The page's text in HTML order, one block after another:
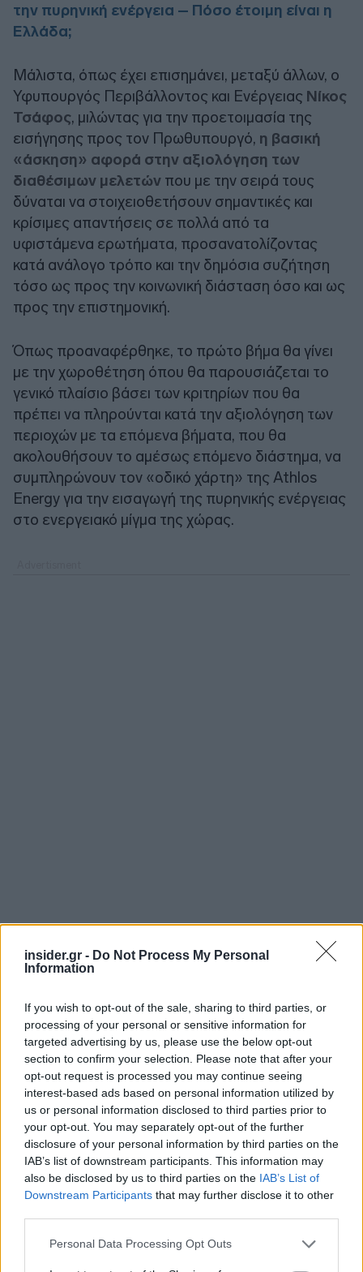
insider.gr - Do Not Process My Personal
Information
If you wish to opt-out of the sale, sharing to third parties, or
processing of your personal or sensitive information for
targeted advertising by us, please use the below opt-out
section to confirm your selection. Please note that after your
opt-out request is processed you may continue seeing
interest-based ads based on personal information utilized by
us or personal information disclosed to third parties prior to
your opt-out. You may separately opt-out of the further
disclosure of your personal information by third parties on the
IAB’s list of downstream participants. This information may
also be disclosed by us to third parties on the IAB’s List of
Downstream Participants that may further disclose it to other
Please note that this website/app uses one or more Google
Personal Data Processing Opt Outs
την πυρηνική ενέργεια – Πόσο έτοιμη είναι η
Ελλάδα;
Μάλιστα, όπως έχει επισημάνει, μεταξύ άλλων, ο
Υφυπουργός Περιβάλλοντος και Ενέργειας Νίκος
Τσάφος, μιλώντας για την προετοιμασία της
εισήγησης προς τον Πρωθυπουργό, η βασική
«άσκηση» αφορά στην αξιολόγηση των
διαθέσιμων μελετών που με την σειρά τους
δύναται να στοιχειοθετήσουν σημαντικές και
κρίσιμες απαντήσεις σε πολλά από τα
υφιστάμενα ερωτήματα, προσανατολίζοντας
κατά ανάλογο τρόπο και την δημόσια συζήτηση
τόσο ως προς την κοινωνική διάσταση όσο και ως
προς την επιστημονική.
Όπως προαναφέρθηκε, το πρώτο βήμα θα γίνει
με την χωροθέτηση όπου θα παρουσιάζεται το
γενικό πλαίσιο βάσει των κριτηρίων που θα
πρέπει να πληρούνται κατά την αξιολόγηση των
περιοχών με τα επόμενα βήματα, που θα
ακολουθήσουν το αμέσως επόμενο διάστημα, να
συμπληρώνουν τον «οδικό χάρτη» της Athlos
Energy για την εισαγωγή της πυρηνικής ενέργειας
στο ενεργειακό μίγμα της χώρας.
Έμφαση στη λεπτομέρεια
Χρειάζεται να σημειωθεί ότιοι μελέτες δεν
μένουν στα γενικά «μεγέθη» παρά επιχειρούν
μια λεπτομερή ανάλυση της κατάστασηςόπως
επί παραδείγματι στην περίπτωση των
παραμετροποίηση τόσο για τους SMR όσο και για